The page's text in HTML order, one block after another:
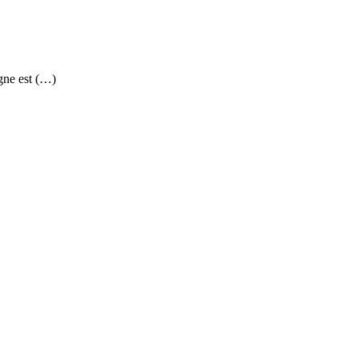
est (…)